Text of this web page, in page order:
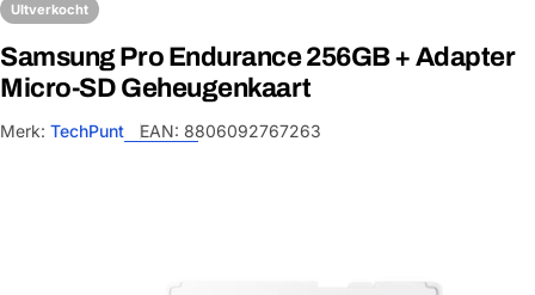
UItverkocht
Samsung Pro Endurance 256GB + Adapter
Micro-SD Geheugenkaart
Merk: TechPunt EAN: 8806092767263